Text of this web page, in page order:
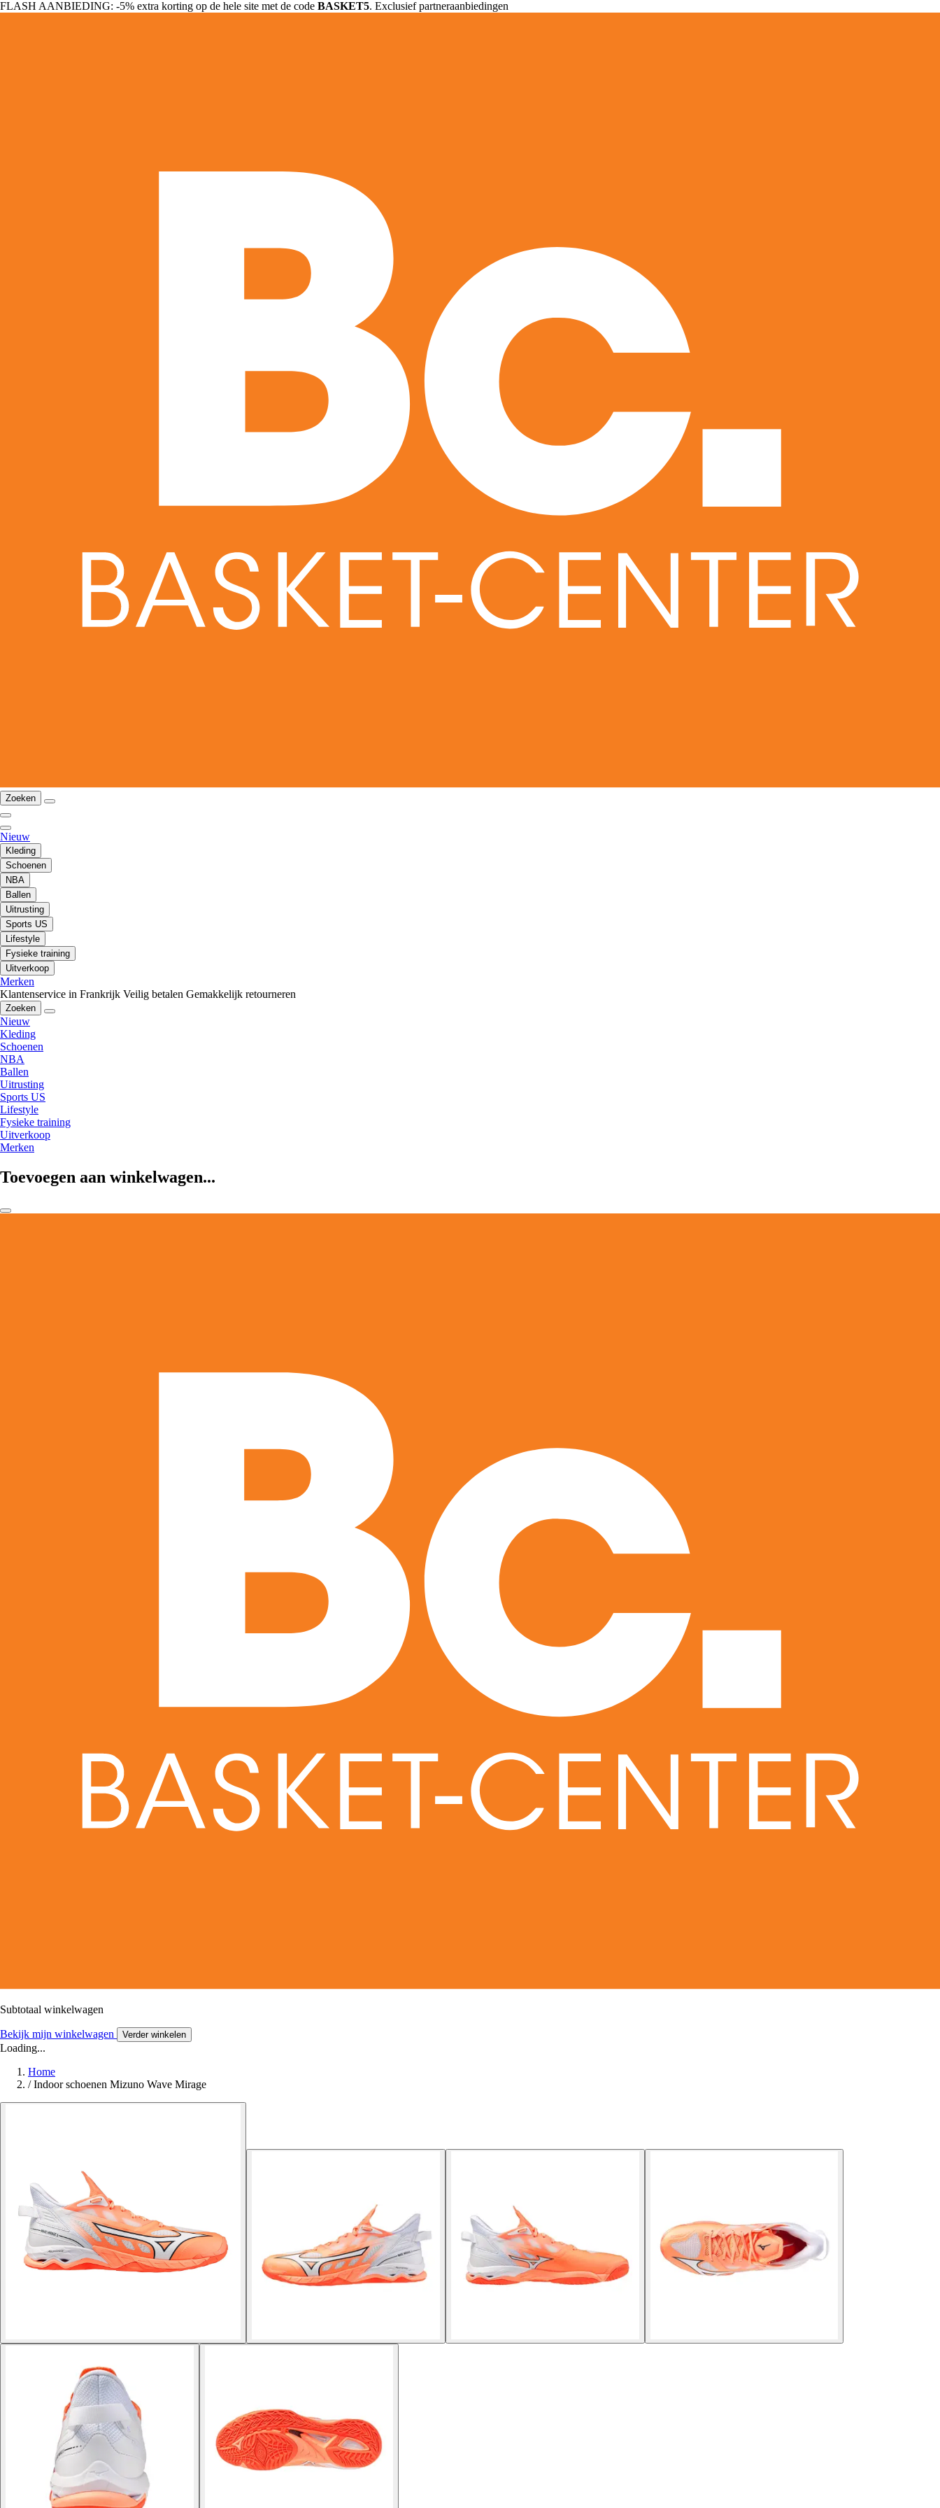
FLASH AANBIEDING: -5% extra korting op de hele site met de code BASKET5. Exclusief partneraanbiedingen
Zoeken
Nieuw
Kleding
Schoenen
NBA
Ballen
Uitrusting
Sports US
Lifestyle
Fysieke training
Uitverkoop
Merken
Klantenservice in Frankrijk Veilig betalen Gemakkelijk retourneren
Zoeken
Nieuw
Kleding
Schoenen
NBA
Ballen
Uitrusting
Sports US
Lifestyle
Fysieke training
Uitverkoop
Merken
Toevoegen aan winkelwagen...
Subtotaal winkelwagen
Bekijk mijn winkelwagen Verder winkelen
Loading...
Home
/ Indoor schoenen Mizuno Wave Mirage